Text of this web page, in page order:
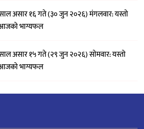
असार १६ गते (३० जुन २०२६) मंगलवार: यस्तो
भाग्यफल
असार १५ गते (२९ जुन २०२६) साेमवार: यस्तो
भाग्यफल